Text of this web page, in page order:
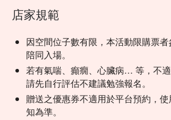
店家規範
因空間位子數有限，本活動限購票
陪同入場。
若有氣喘、癲癇、心臟病… 等，不
請先自行評估不建議勉強報名。
贈送之優惠券不適用於平台預約，
知為準。